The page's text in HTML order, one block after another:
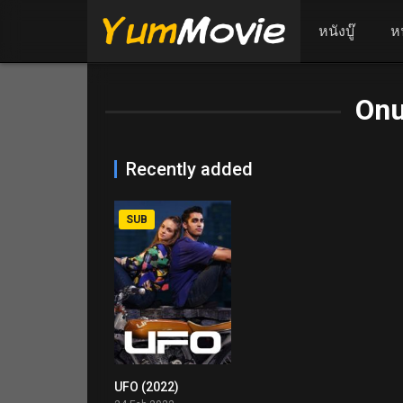
หนังบู๊ ห
Recently added
SUB
UFO (2022)